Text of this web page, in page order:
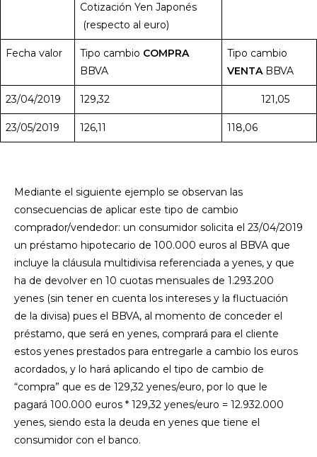
Cotización Yen Japonés
(respecto al euro)
Fecha valor Tipo cambio COMPRA
BBVA
Tipo cambio
VENTABBVA
23/04/2019 129,32 121,05
23/05/2019 126,11 118,06
Mediante el siguiente ejemplo se observan las
consecuencias de aplicar este tipo de cambio
comprador/vendedor: un consumidor solicita el 23/04/2019
un préstamo hipotecario de 100.000 euros al BBVA que
incluye la cláusula multidivisa referenciada a yenes, y que
ha de devolver en 10 cuotas mensuales de 1.293.200
yenes (sin tener en cuenta los intereses y la fluctuación
de la divisa) pues el BBVA, al momento de conceder el
préstamo, que será en yenes, comprará para el cliente
estos yenes prestados para entregarle a cambio los euros
acordados, y lo hará aplicando el tipo de cambio de
“compra” que es de 129,32 yenes/euro, por lo que le
pagará 100.000 euros * 129,32 yenes/euro = 12.932.000
yenes, siendo esta la deuda en yenes que tiene el
consumidor con el banco.